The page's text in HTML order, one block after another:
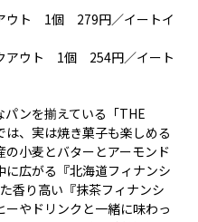
ウト 1個 279円／イートイ
アウト 1個 254円／イート
ンを揃えている「THE
は、実は焼き菓子も楽しめる
小麦とバターとアーモンド
広がる『北海道フィナンシ
香り高い『抹茶フィナンシ
やドリンクと一緒に味わっ